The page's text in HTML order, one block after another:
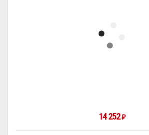
14 252₽